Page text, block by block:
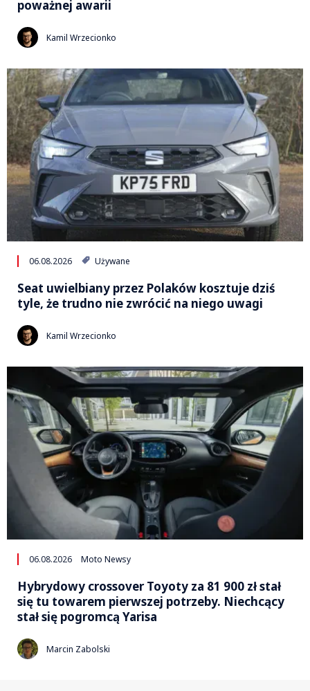
poważnej awarii
Kamil Wrzecionko
06.08.2026 Używane
Seat uwielbiany przez Polaków kosztuje dziś
tyle, że trudno nie zwrócić na niego uwagi
Kamil Wrzecionko
06.08.2026 Moto Newsy
Hybrydowy crossover Toyoty za 81 900 zł stał
się tu towarem pierwszej potrzeby. Niechcący
stał się pogromcą Yarisa
Marcin Zabolski